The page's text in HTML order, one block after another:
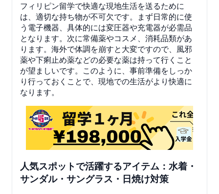
フィリピン留学で快適な現地生活を送るために
は、適切な持ち物が不可欠です。まず日常的に使
う電子機器、具体的には変圧器や充電器が必需品
となります。次に常備薬やコスメ、消耗品類があ
ります。海外で体調を崩すと大変ですので、風邪
薬や下痢止め薬などの必要な薬は持って行くこと
が望ましいです。このように、事前準備をしっか
り行っておくことで、現地での生活がより快適に
なります。
人気スポットで活躍するアイテム：水着・
サンダル・サングラス・日焼け対策